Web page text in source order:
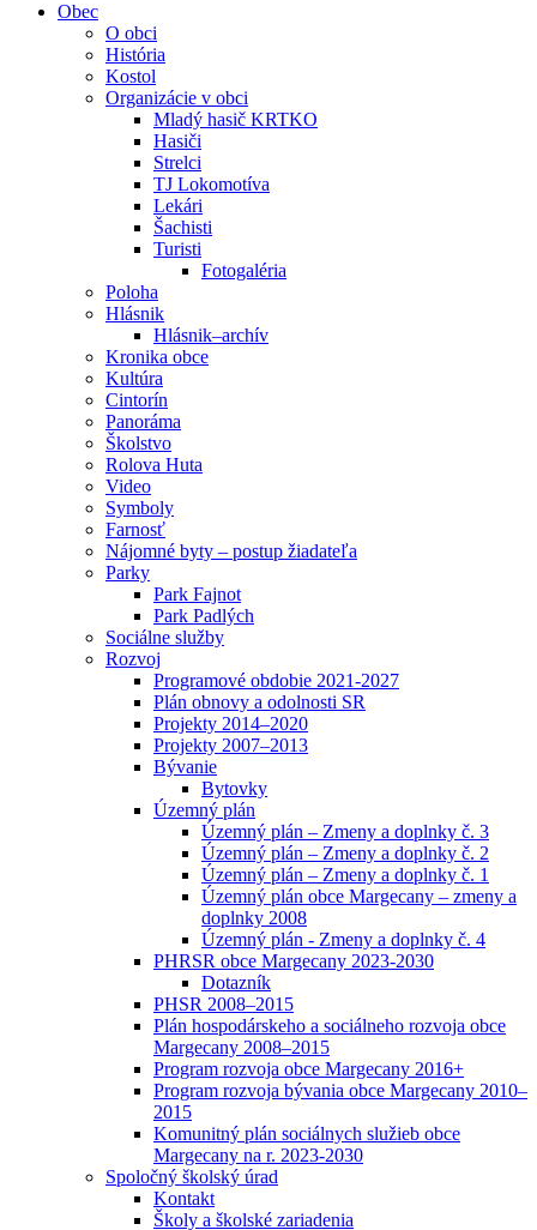
Obec
O obci
História
Kostol
Organizácie v obci
Mladý hasič KRTKO
Hasiči
Strelci
TJ Lokomotíva
Lekári
Šachisti
Turisti
Fotogaléria
Poloha
Hlásnik
Hlásnik–archív
Kronika obce
Kultúra
Cintorín
Panoráma
Školstvo
Rolova Huta
Video
Symboly
Farnosť
Nájomné byty – postup žiadateľa
Parky
Park Fajnot
Park Padlých
Sociálne služby
Rozvoj
Programové obdobie 2021-2027
Plán obnovy a odolnosti SR
Projekty 2014–2020
Projekty 2007–2013
Bývanie
Bytovky
Územný plán
Územný plán – Zmeny a doplnky č. 3
Územný plán – Zmeny a doplnky č. 2
Územný plán – Zmeny a doplnky č. 1
Územný plán obce Margecany – zmeny a
doplnky 2008
Územný plán - Zmeny a doplnky č. 4
PHRSR obce Margecany 2023-2030
Dotazník
PHSR 2008–2015
Plán hospodárskeho a sociálneho rozvoja obce
Margecany 2008–2015
Program rozvoja obce Margecany 2016+
Program rozvoja bývania obce Margecany 2010–
2015
Komunitný plán sociálnych služieb obce
Margecany na r. 2023-2030
Spoločný školský úrad
Kontakt
Školy a školské zariadenia